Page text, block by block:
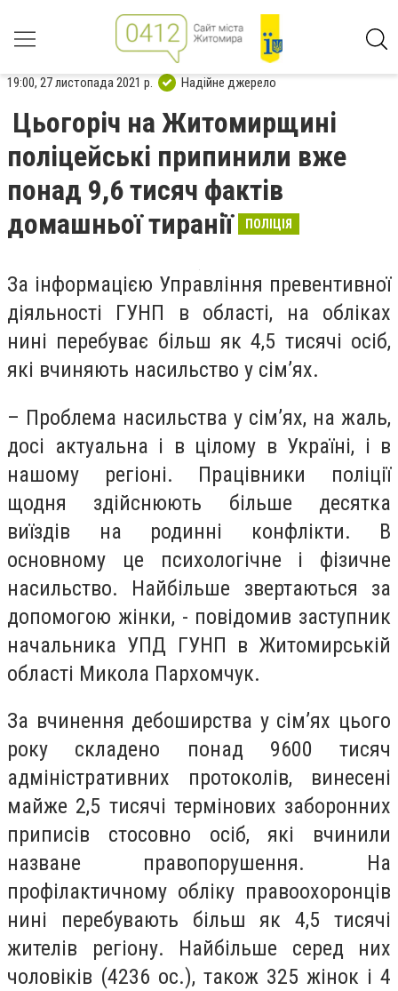
19:00, 27 листопада 2021 р. Надійне джерело
Цьогоріч на Житомирщині
поліцейські припинили вже
понад 9,6 тисяч фактів
домашньої тиранії
ПОЛІЦІЯ
За інформацією Управління превентивної
діяльності ГУНП в області, на обліках
нині перебуває більш як 4,5 тисячі осіб,
які вчиняють насильство у сім’ях.
– Проблема насильства у сім’ях, на жаль,
досі актуальна і в цілому в Україні, і в
нашому регіоні. Працівники поліції
щодня здійснюють більше десятка
виїздів на родинні конфлікти. В
основному це психологічне і фізичне
насильство. Найбільше звертаються за
допомогою жінки, - повідомив заступник
начальника УПД ГУНП в Житомирській
області Микола Пархомчук.
За вчинення дебоширства у сім’ях цього
року складено понад 9600 тисяч
адміністративних протоколів, винесені
майже 2,5 тисячі термінових заборонних
приписів стосовно осіб, які вчинили
назване правопорушення. На
профілактичному обліку правоохоронців
нині перебувають більш як 4,5 тисячі
жителів регіону. Найбільше серед них
чоловіків (4236 ос.), також 325 жінок і 4